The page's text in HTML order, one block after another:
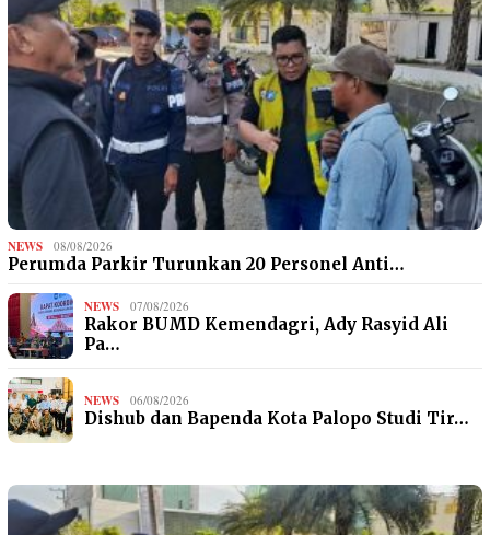
NEWS 08/08/2026
Perumda Parkir Turunkan 20 Personel Anti…
NEWS 07/08/2026
Rakor BUMD Kemendagri, Ady Rasyid Ali
Pa…
NEWS 06/08/2026
Dishub dan Bapenda Kota Palopo Studi Tir…